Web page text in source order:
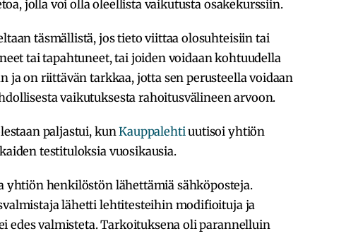
jolla voi olla oleellista vaikutusta osakekurssiin.
täsmällistä, jos tieto viittaa olosuhteisiin tai
tai tapahtuneet, tai joiden voidaan kohtuudella
ja on riittävän tarkkaa, jotta sen perusteella voidaan
vaikutuksesta rahoitusvälineen arvoon.
paljastui, kunKauppalehti uutisoi yhtiön
testituloksia vuosikausia.
yhtiön henkilöstön lähettämiä sähköposteja.
lähetti lehtitesteihin modifioituja ja
edes valmisteta. Tarkoituksena oli parannelluin